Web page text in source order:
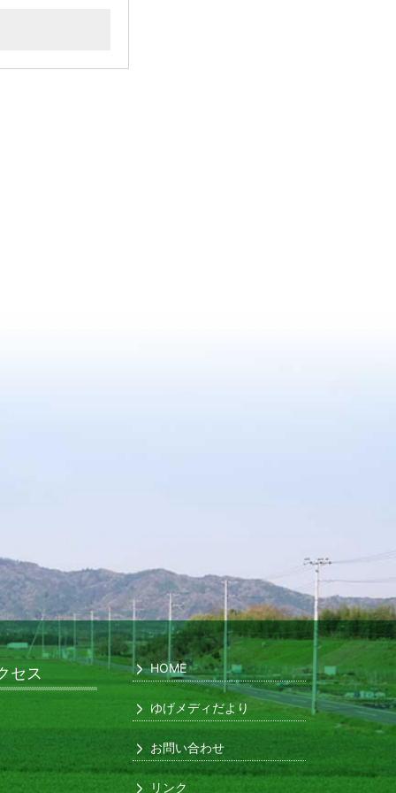
セス HOME
ゆげメディだより
お問い合わせ
リンク